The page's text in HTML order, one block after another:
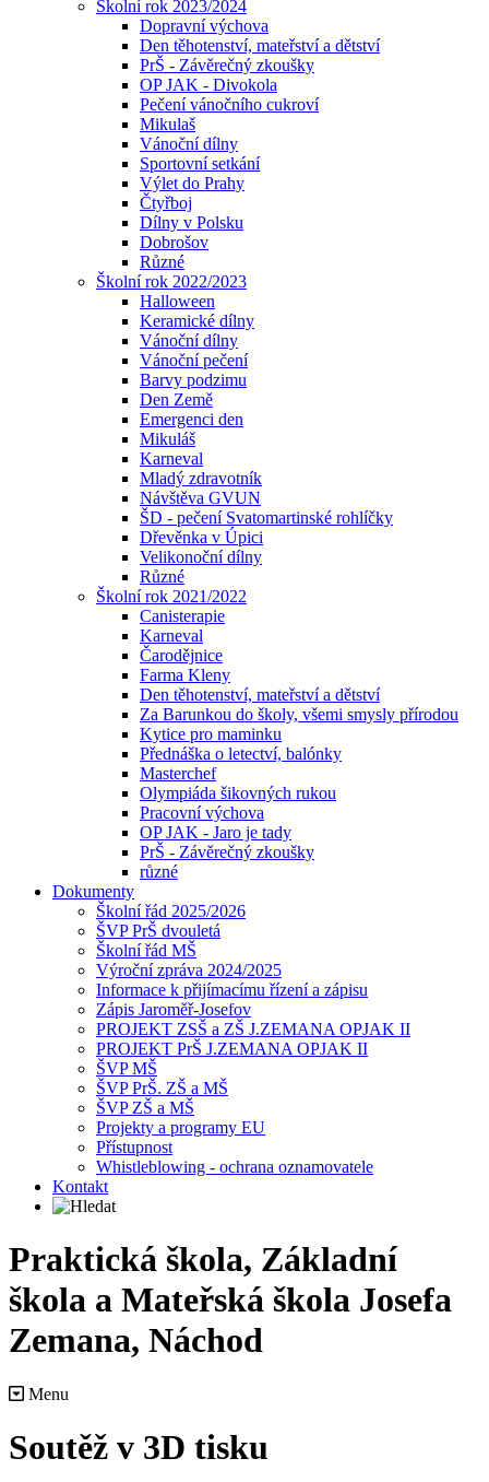
Školní rok 2023/2024
Dopravní výchova
Den těhotenství, mateřství a dětství
PrŠ - Závěrečný zkoušky
OP JAK - Divokola
Pečení vánočního cukroví
Mikulaš
Vánoční dílny
Sportovní setkání
Výlet do Prahy
Čtyřboj
Dílny v Polsku
Dobrošov
Různé
Školní rok 2022/2023
Halloween
Keramické dílny
Vánoční dílny
Vánoční pečení
Barvy podzimu
Den Země
Emergenci den
Mikuláš
Karneval
Mladý zdravotník
Návštěva GVUN
ŠD - pečení Svatomartinské rohlíčky
Dřevěnka v Úpici
Velikonoční dílny
Různé
Školní rok 2021/2022
Canisterapie
Karneval
Čarodějnice
Farma Kleny
Den těhotenství, mateřství a dětství
Za Barunkou do školy, všemi smysly přírodou
Kytice pro maminku
Přednáška o letectví, balónky
Masterchef
Olympiáda šikovných rukou
Pracovní výchova
OP JAK - Jaro je tady
PrŠ - Závěrečný zkoušky
různé
Dokumenty
Školní řád 2025/2026
ŠVP PrŠ dvouletá
Školní řád MŠ
Výroční zpráva 2024/2025
Informace k přijímacímu řízení a zápisu
Zápis Jaroměř-Josefov
PROJEKT ZSŠ a ZŠ J.ZEMANA OPJAK II
PROJEKT PrŠ J.ZEMANA OPJAK II
ŠVP MŠ
ŠVP PrŠ. ZŠ a MŠ
ŠVP ZŠ a MŠ
Projekty a programy EU
Přístupnost
Whistleblowing - ochrana oznamovatele
Kontakt
Praktická škola, Základní
škola a Mateřská škola Josefa
Zemana, Náchod
Menu
Soutěž v 3D tisku